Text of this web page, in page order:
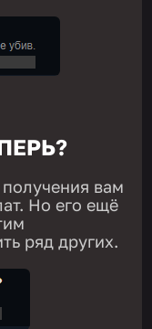
вам
Но его ещё
ряд других.